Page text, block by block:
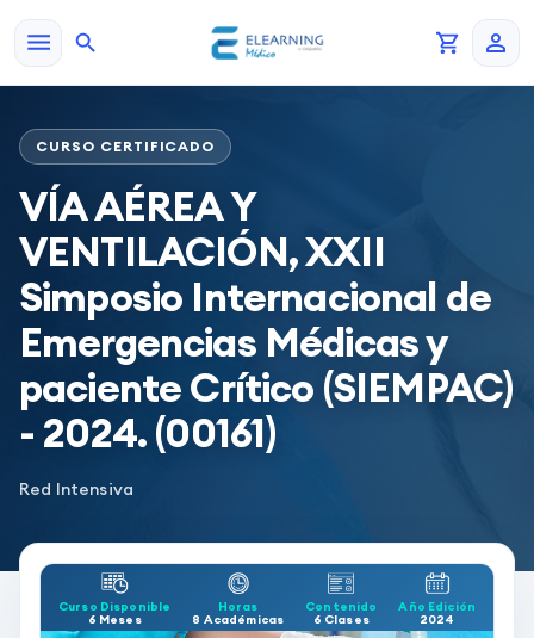
CURSO CERTIFICADO
VÍA AÉREA Y
VENTILACIÓN, XXII
Simposio Internacional de
Emergencias Médicas y
paciente Crítico (SIEMPAC)
- 2024. (00161)
Red Intensiva
Curso Disponible
6 Meses
Horas
8 Académicas
Contenido
6 Clases
Año Edición
2024